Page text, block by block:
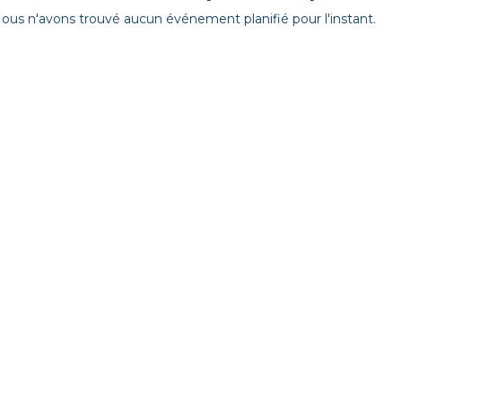
n'avons trouvé aucun événement planifié pour l'instant.